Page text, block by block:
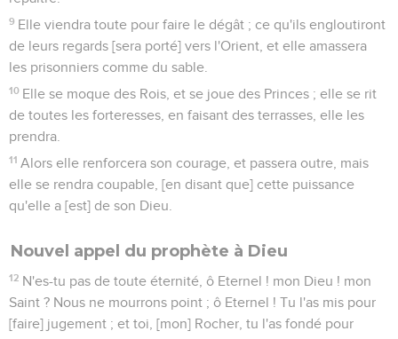
9 Elle viendra toute pour faire le dégât ; ce qu'ils engloutiront
de leurs regards [sera porté] vers l'Orient, et elle amassera
les prisonniers comme du sable.
10 Elle se moque des Rois, et se joue des Princes ; elle se rit
de toutes les forteresses, en faisant des terrasses, elle les
prendra.
11 Alors elle renforcera son courage, et passera outre, mais
elle se rendra coupable, [en disant que] cette puissance
qu'elle a [est] de son Dieu.
Nouvel appel du prophète à Dieu
12 N'es-tu pas de toute éternité, ô Eternel ! mon Dieu ! mon
Saint ? Nous ne mourrons point ; ô Eternel ! Tu l'as mis pour
[faire] jugement ; et toi, [mon] Rocher, tu l'as fondé pour